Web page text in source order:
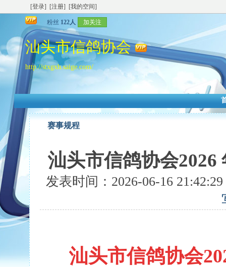
[登录] [注册] [我的空间]
粉丝 122人 加关注
汕头市信鸽协会
http://stxgxh.saige.com/
赛事规程
汕头市信鸽协会
发表时间：2026-06-16
汕头市信鸽协会